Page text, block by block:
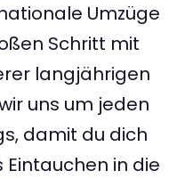
Umzüge
Schritt mit
langjährigen
uns um jeden
damit du dich
in die